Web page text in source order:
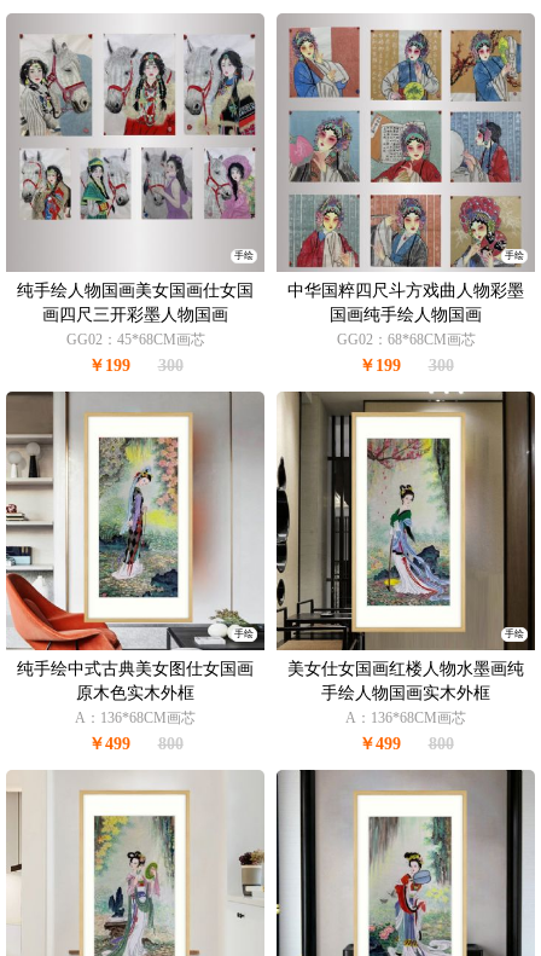
手绘
纯手绘人物国画美女国画仕女国
画四尺三开彩墨人物国画
GG02：45*68CM画芯
￥199 300
手绘
中华国粹四尺斗方戏曲人物彩墨
国画纯手绘人物国画
GG02：68*68CM画芯
￥199 300
手绘
纯手绘中式古典美女图仕女国画
原木色实木外框
A：136*68CM画芯
￥499 800
手绘
美女仕女国画红楼人物水墨画纯
手绘人物国画实木外框
A：136*68CM画芯
￥499 800